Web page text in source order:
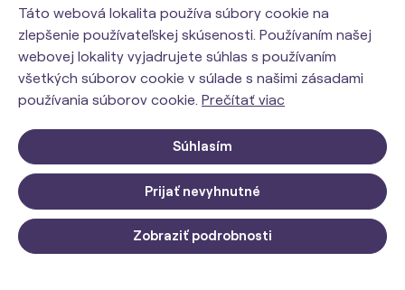
19.05.2026
Spokojnosť
Vlasta Freundova
21.04.2026
Veľmi spokojná👍
Vaclav Drdák
21.04.2026
3x ORIN ELASTIC kĺbová
výživa s kolagénom
Do košíka
Táto webová lokalita používa súbory cookie na
zlepšenie používateľskej skúsenosti. Používaním našej
webovej lokality vyjadrujete súhlas s používaním
všetkých súborov cookie v súlade s našimi zásadami
používania súborov cookie. Prečítať viac
Súhlasím
Prijať nevyhnutné
Zobraziť podrobnosti